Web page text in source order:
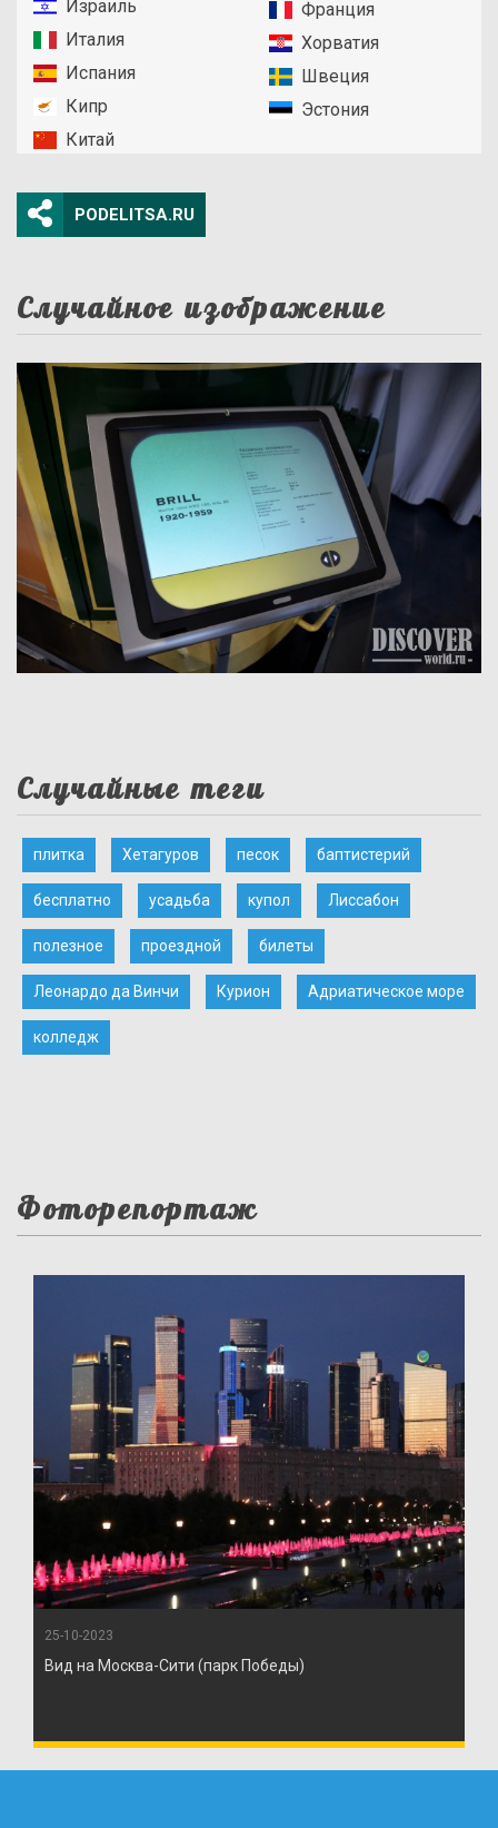
Израиль
Италия
Испания
Кипр
Китай
Франция
Хорватия
Швеция
Эстония
PODELITSA.RU
Случайное изображение
Случайные теги
плитка Хетагуров песок баптистерий
бесплатно усадьба купол Лиссабон
полезное проездной билеты
Леонардо да Винчи Курион Адриатическое море
колледж
Фоторепортаж
25-10-2023
Вид на Москва-Сити (парк Победы)